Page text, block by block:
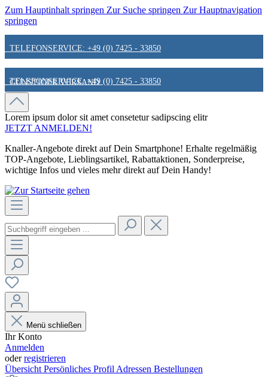
Zum Hauptinhalt springen Zur Suche springen Zur Hauptnavigation
springen
TELEFONSERVICE: +49 (0) 7425 - 33850
GÜNSTIGER VERSAND
FAIR & KUNDENORIENTIERT
HINWEIS ZU STATIONÄREN PREISEN
TELEFONSERVICE: +49 (0) 7425 - 33850
GÜNSTIGER VERSAND
FAIR & KUNDENORIENTIERT
HINWEIS ZU STATIONÄREN PREISEN
Lorem ipsum dolor sit amet consetetur sadipscing elitr
JETZT ANMELDEN!
Knaller-Angebote direkt auf Dein Smartphone! Erhalte regelmäßig
TOP-Angebote, Lieblingsartikel, Rabattaktionen, Sonderpreise,
wichtige Infos und vieles mehr direkt auf Dein Handy!
Menü schließen
Ihr Konto
Anmelden
oderregistrieren
Übersicht Persönliches Profil Adressen Bestellungen